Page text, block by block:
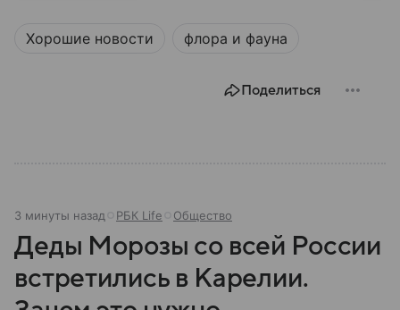
Хорошие новости флора и фауна
Поделиться
3 минуты назад РБК Life Общество
Деды Морозы со всей России
встретились в Карелии.